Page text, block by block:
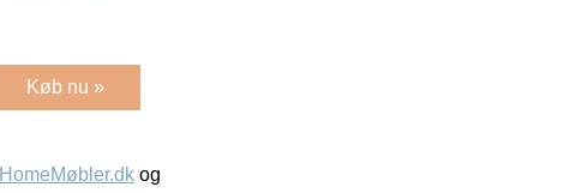
Køb nu »
og